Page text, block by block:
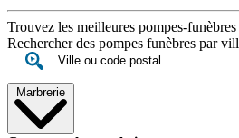
Trouvez les meilleures pompes-
Rechercher des pompes funèbres par
Marbrerie